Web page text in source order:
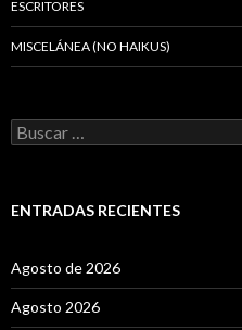
ESCRITORES
MISCELÁNEA (NO HAIKUS)
B
u
a
ENTRADAS RECIENTES
Agosto de 2026
Agosto 2026